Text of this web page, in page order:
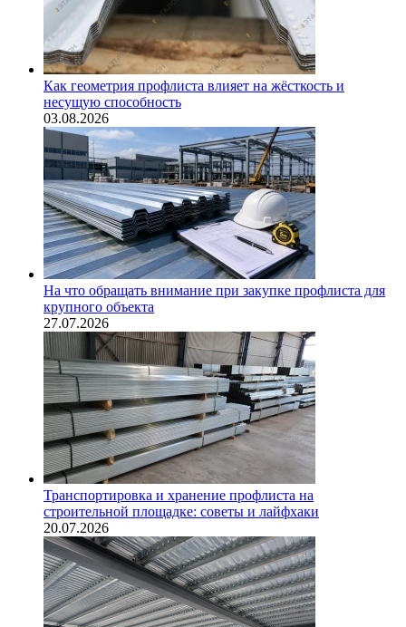
Как геометрия профлиста влияет на жёсткость и
несущую способность
03.08.2026
На что обращать внимание при закупке профлиста для
крупного объекта
27.07.2026
Транспортировка и хранение профлиста на
строительной площадке: советы и лайфхаки
20.07.2026